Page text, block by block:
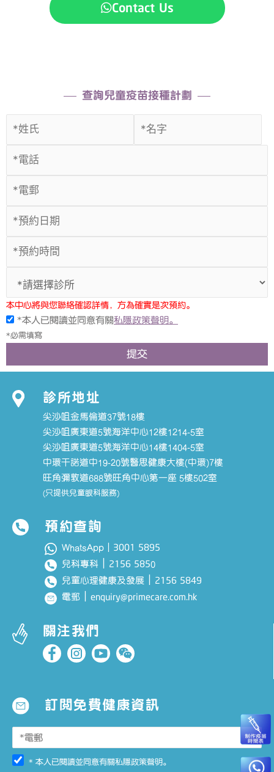
Contact Us
查詢兒童疫苗接種計劃
本中心將與您聯絡確認詳情，方為確實是次預約。
*本人已閱讀並同意有關私隱政策聲明。
*必需填寫
提交
診所地址
尖沙咀金馬倫道37號18樓
尖沙咀廣東道5號海洋中心12樓1214-5室
尖沙咀廣東道5號海洋中心14樓1404-5室
中環干諾道中19-20號醫思健康大樓(中環)7樓
旺角彌敦道688號旺角中心第一座 5樓502室
(只提供兒童眼科服務)
預約查詢
WhatsApp｜ 3001 5895
兒科專科 2156 5850
兒童心理健康及發展
2156 5849
電郵 ｜enquiry@primecare.com.hk
關注我們
訂閱免費健康資訊
* 本人已閱讀並同意有關私隱政策聲明。